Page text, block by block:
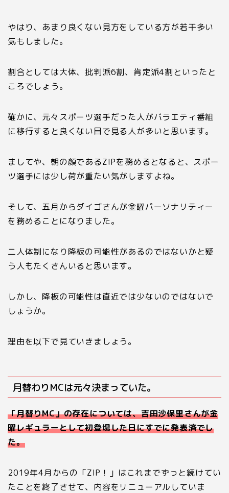
やはり、あまり良くない見方をしている方が若干多い
気もしました。
割合としては大体、批判派6割、肯定派4割といったと
ころでしょう。
確かに、元々スポーツ選手だった人がバラエティ番組
に移行すると良くない目で見る人が多いと思います。
ましてや、朝の顔であるZIPを務めるとなると、スポー
ツ選手には少し荷が重たい気がしますよね。
そして、五月からダイゴさんが金曜パーソナリティー
を務めることになりました。
二人体制になり降板の可能性があるのではないかと疑
う人もたくさんいると思います。
しかし、降板の可能性は直近では少ないのではないで
しょうか。
理由を以下で見ていきましょう。
月替わりMCは元々決まっていた。
「月替りMC」の存在については、吉田沙保里さんが金
曜レギュラーとして初登場した日にすでに発表済でし
た。
2019年4月からの「ZIP！」はこれまでずっと続けてい
たことを終了させて、内容をリニューアルしていま